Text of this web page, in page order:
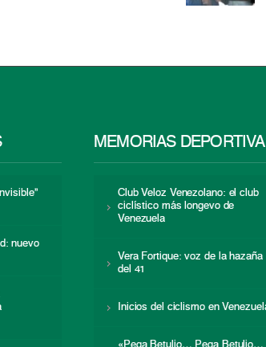
nuevo
MEMORIAS
Club Veloz Venezolano: el club
ciclístico más longevo de
Venezuela
Vera Fortique: voz de la hazaña
del 41
Inicios del ciclismo en
«Pega Betulio… Pega Betulio…